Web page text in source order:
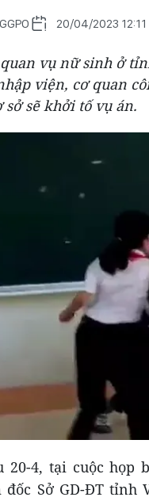
20/04/2023 12:11
vụ nữ sinh ở
viện, cơ quan
sở sẽ khởi tố vụ án.
20-4, tại cuộc họp
đốc Sở GD-ĐT